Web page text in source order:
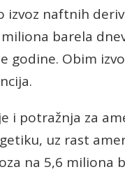
izvoz naftnih
barela
godine. Obim
i potražnja za
uz rast
na 5,6 miliona